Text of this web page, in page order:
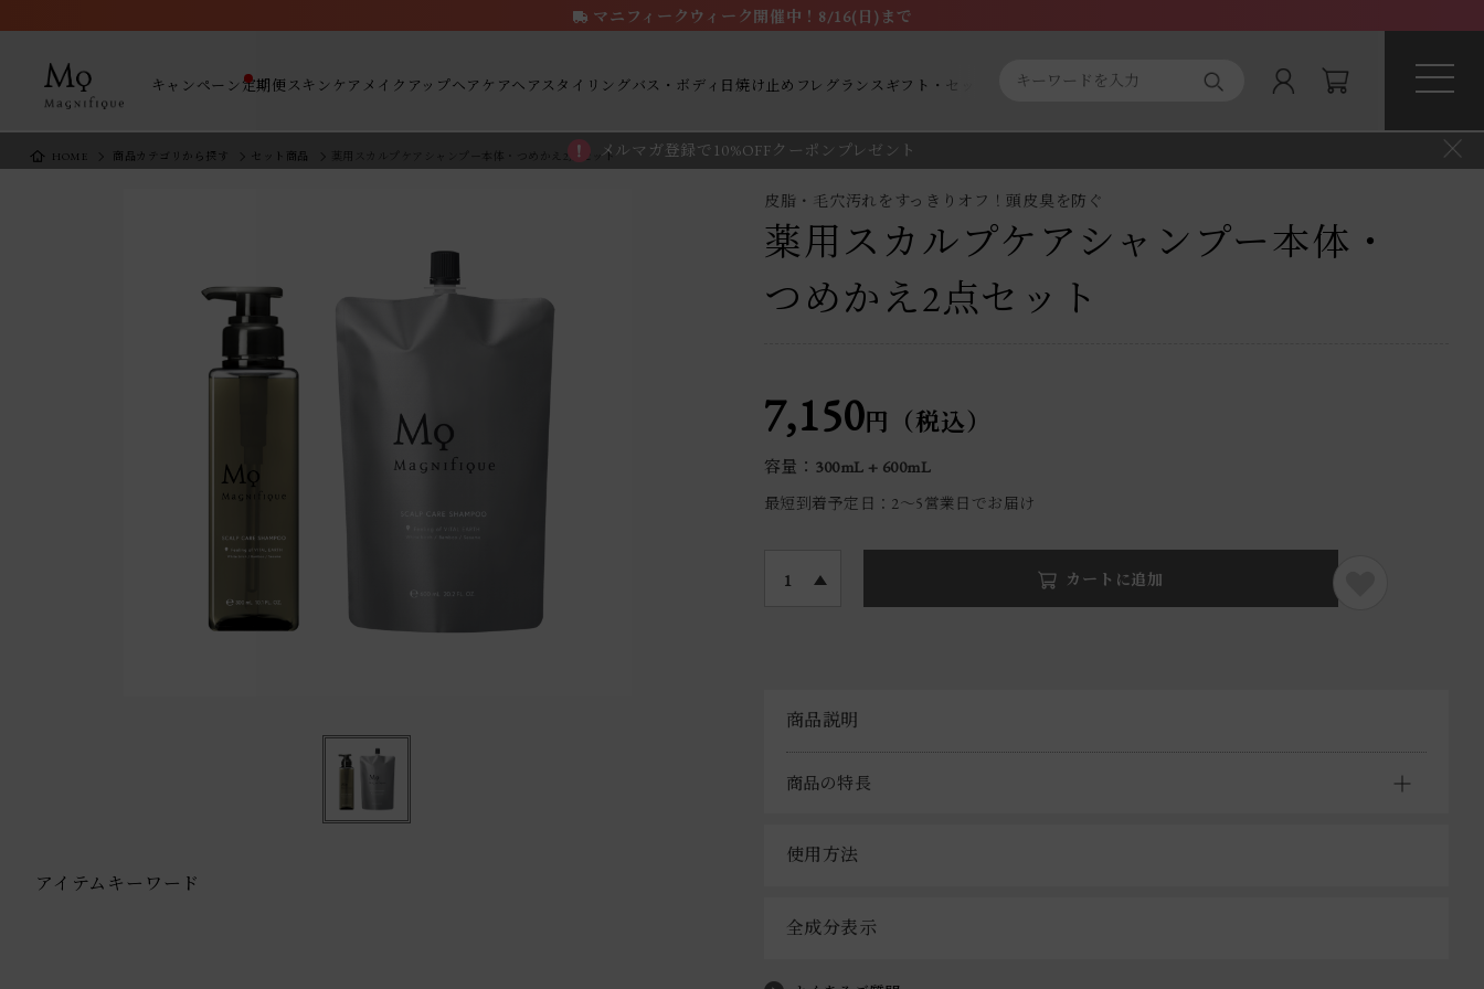
メルマガ登録で10%OFFクーポンプレゼント
マニフィークウィーク開催中！8/16(日)まで
キャンペーン 定期便 スキンケア メイクアップヘアケアヘアスタイリングバス・ボディ 日焼け止め フレグランス ギフト・セット商品About magnifique
HOME 商品カテゴリから探す セット商品 薬用スカルプケアシャンプー本体・つめかえ2点セット
アイテムキーワード
皮脂・毛穴汚れをすっきりオフ！頭皮臭を防ぐ
薬用スカルプケアシャンプー本体・
つめかえ2点セット
7,150円（税込）
容量：300mL + 600mL
最短到着予定日：2〜5営業日でお届け
1 カートに追加
商品説明
商品の特長
使用方法
全成分表示